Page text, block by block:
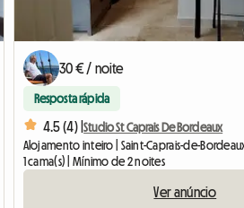
30 € / noite
Resposta rápida
4.5 (4) |Studio St Caprais De Bordeaux
Alojamento inteiro | Saint-Caprais-de-
1 cama(s) | Mínimo de 2 noites
Ver anúncio